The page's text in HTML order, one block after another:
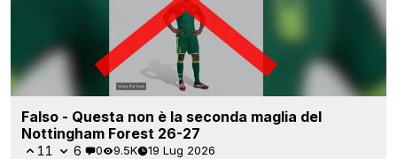
Falso - Questa non è la seconda maglia del
Nottingham Forest 26-27
11 6 0 9.5K 19 Lug 2026